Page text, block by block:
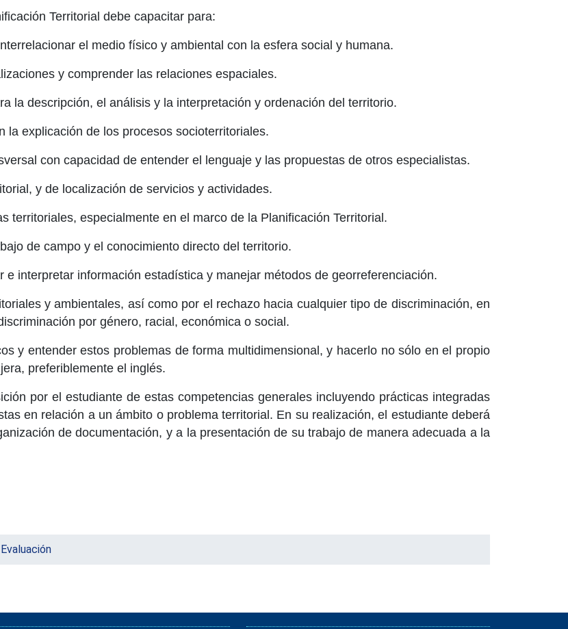
Territorial debe capacitar para:
el medio físico y ambiental con la esfera social y humana.
y comprender las relaciones espaciales.
la descripción, el análisis y la interpretación y ordenación del territorio.
explicación de los procesos socioterritoriales.
con capacidad de entender el lenguaje y las propuestas de otros especialistas.
y de localización de servicios y actividades.
territoriales, especialmente en el marco de la Planificación Territorial.
de campo y el conocimiento directo del territorio.
interpretar información estadística y manejar métodos de georreferenciación.
y ambientales, así como por el rechazo hacia cualquier tipo de discriminación, en
por género, racial, económica o social.
y entender estos problemas de forma multidimensional, y hacerlo no sólo en el propio
preferiblemente el inglés.
por el estudiante de estas competencias generales incluyendo prácticas integradas
en relación a un ámbito o problema territorial. En su realización, el estudiante deberá
de documentación, y a la presentación de su trabajo de manera adecuada a la